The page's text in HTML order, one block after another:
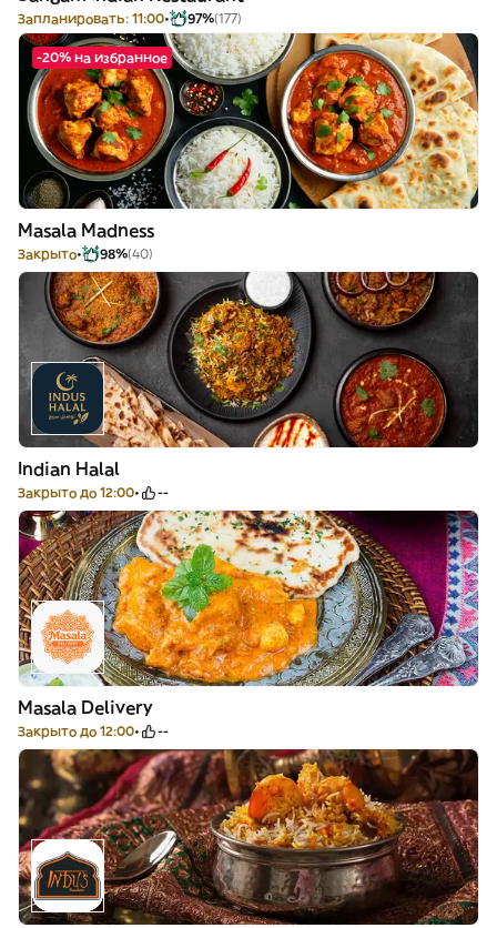
Запланировать: 11:00 97%(177)
-20% на избранное
Masala Madness
Закрыто 98%(40)
Indian Halal
Закрыто до 12:00 --
Masala Delivery
Закрыто до 12:00 --